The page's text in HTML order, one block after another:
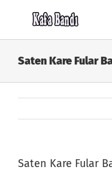
Saten Kare Fular
Saten Kare Fular